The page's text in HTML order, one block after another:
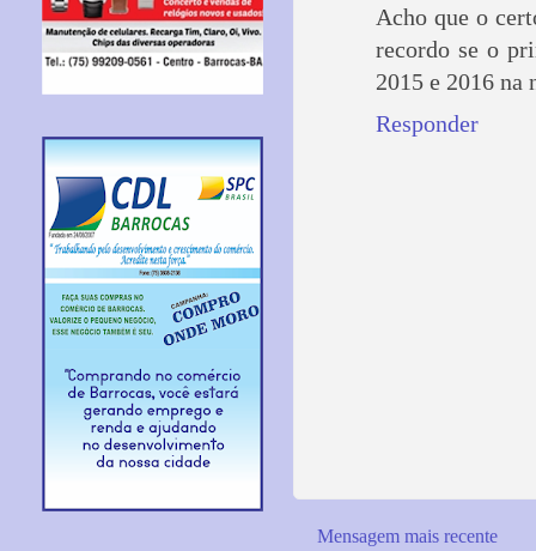
Acho que o
recordo se o
2015 e 2016 na
Responder
Mensagem mais recente